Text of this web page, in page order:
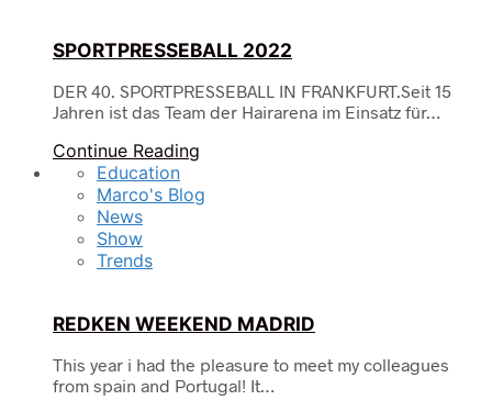
SPORTPRESSEBALL 2022
DER 40. SPORTPRESSEBALL IN FRANKFURT.Seit 15
Jahren ist das Team der Hairarena im Einsatz für…
Continue Reading
Education
Marco's Blog
News
Show
Trends
REDKEN WEEKEND MADRID
This year i had the pleasure to meet my colleagues
from spain and Portugal! It…